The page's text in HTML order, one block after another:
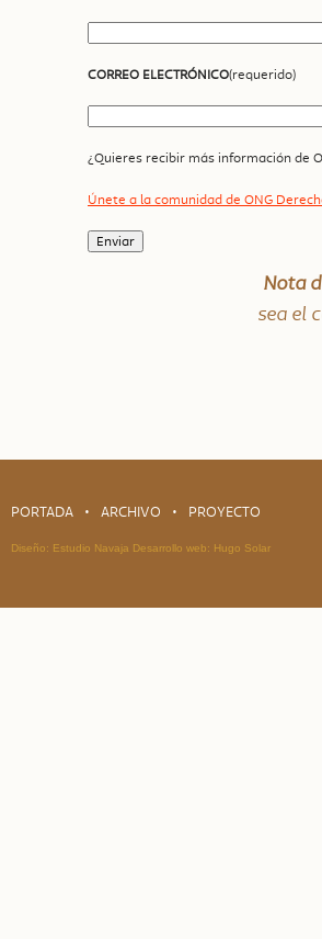
CORREO ELECTRÓNICO(requerido)
¿Quieres recibir más información de
Únete a la comunidad de ONG
Nota
sea el
PORTADA ARCHIVO PROYECTO
Diseño: Estudio Navaja Desarrollo web: Hugo Solar